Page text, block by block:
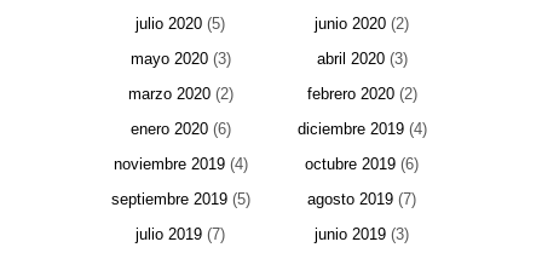
julio 2020 (5) junio 2020 (2)
mayo 2020(3) abril 2020(3)
marzo 2020(2) febrero 2020(2)
enero 2020(6) diciembre 2019(4)
noviembre 2019(4) octubre 2019 (6)
septiembre 2019(5) agosto 2019 (7)
julio 2019 (7) junio 2019 (3)